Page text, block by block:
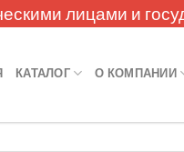
лицами и
КАТАЛОГ О КОМПАНИИ